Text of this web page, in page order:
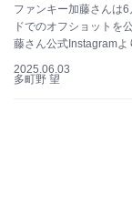
ファンキー加藤さんは
ドでのオフショットを
藤さん公式Instagramよ
2025.06.03
多町野 望